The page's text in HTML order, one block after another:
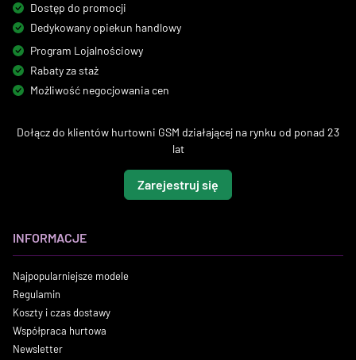
Dostęp do promocji
Dedykowany opiekun handlowy
Program Lojalnościowy
Rabaty za staż
Możliwość negocjowania cen
Dołącz do klientów hurtowni GSM działającej na rynku od ponad 23
lat
Zarejestruj się
INFORMACJE
Najpopularniejsze modele
Regulamin
Koszty i czas dostawy
Współpraca hurtowa
Newsletter